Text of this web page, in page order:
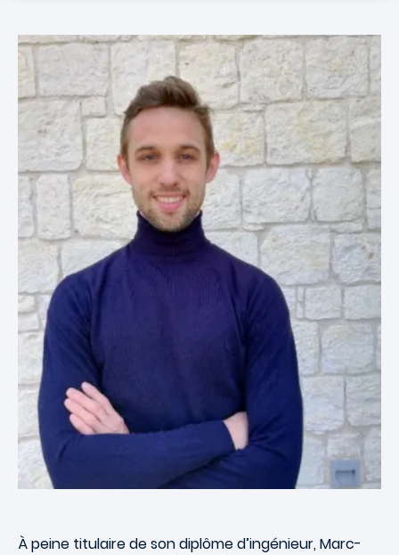
À peine titulaire de son diplôme d’ingénieur, Marc-